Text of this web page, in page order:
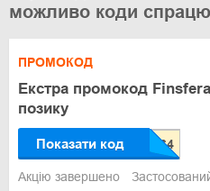
можливо коди
ПРОМОКОД
Екстра промокод
позику
Показати код
Акцію завершено